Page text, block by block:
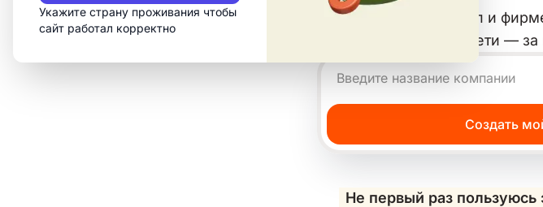
Укажите страну проживания чтобы
сайт работал корректно
Сгенерируйте логотип и
нейросети —
Создать
Не первый раз